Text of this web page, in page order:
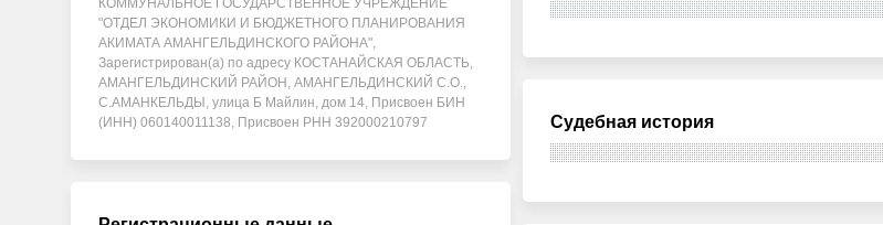
КОММУНАЛЬНОЕ ГОСУДАРСТВЕННОЕ УЧРЕЖДЕНИЕ
"ОТДЕЛ ЭКОНОМИКИ И БЮДЖЕТНОГО ПЛАНИРОВАНИЯ
АКИМАТА АМАНГЕЛЬДИНСКОГО РАЙОНА",
Зарегистрирован(а) по адресу КОСТАНАЙСКАЯ ОБЛАСТЬ,
АМАНГЕЛЬДИНСКИЙ РАЙОН, АМАНГЕЛЬДИНСКИЙ С.О.,
С.АМАНКЕЛЬДЫ, улица Б Майлин, дом 14, Присвоен БИН
(ИНН) 060140011138, Присвоен РНН 392000210797
Судебная история